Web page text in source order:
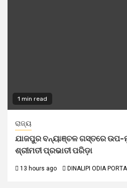
1 min read
ରାଜ୍ୟ
ଯାଜପୁର ବନ୍ୟାଞ୍ଚଳ ଗସ୍ତରେ ଉପ-
ଶ୍ରୀମତୀ ପ୍ରଭାତୀ ପରିଡ଼ା
13 hours ago DINALIPI ODIA